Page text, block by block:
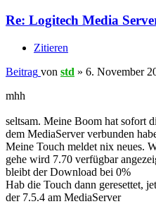
Re: Logitech Media
Zitieren
Beitrag von std » 6. November
mhh
seltsam. Meine Boom hat sofort
dem MediaServer verbunden
Meine Touch meldet nix neues.
gehe wird 7.70 verfügbar
bleibt der Download bei 0%
Hab die Touch dann geresettet,
der 7.5.4 am MediaServer